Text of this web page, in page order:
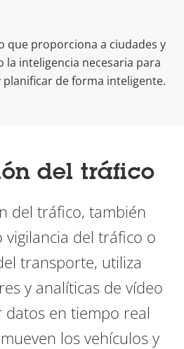
que proporciona a ciudades y
inteligencia necesaria para
de forma inteligente.
del tráfico
del tráfico, también
vigilancia del tráfico o
transporte, utiliza
y analíticas de vídeo
en tiempo real
los vehículos y